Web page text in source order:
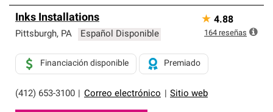
Inks Installations
Pittsburgh, PA Español Disponible
(412) 653-3100 Correo electrónico Sitio web
Financiación disponible Premiado
★ 4.88
164 reseñas